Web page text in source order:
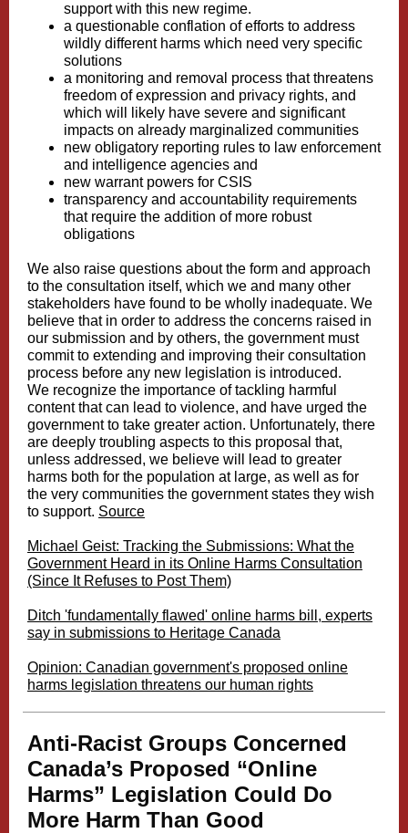
support with this new regime.
a questionable conflation of efforts to address
wildly different harms which need very specific
solutions
a monitoring and removal process that threatens
freedom of expression and privacy rights, and
which will likely have severe and significant
impacts on already marginalized communities
new obligatory reporting rules to law enforcement
and intelligence agencies and
new warrant powers for CSIS
transparency and accountability requirements
that require the addition of more robust
obligations
We also raise questions about the form and approach
to the consultation itself, which we and many other
stakeholders have found to be wholly inadequate. We
believe that in order to address the concerns raised in
our submission and by others, the government must
commit to extending and improving their consultation
process before any new legislation is introduced.
We recognize the importance of tackling harmful
content that can lead to violence, and have urged the
government to take greater action. Unfortunately, there
are deeply troubling aspects to this proposal that,
unless addressed, we believe will lead to greater
harms both for the population at large, as well as for
the very communities the government states they wish
to support. Source
Michael Geist: Tracking the Submissions: What the
Government Heard in its Online Harms Consultation
(Since It Refuses to Post Them)
Ditch 'fundamentally flawed' online harms bill, experts
say in submissions to Heritage Canada
Opinion: Canadian government's proposed online
harms legislation threatens our human rights
Anti-Racist Groups Concerned
Canada’s Proposed “Online
Harms” Legislation Could Do
More Harm Than Good